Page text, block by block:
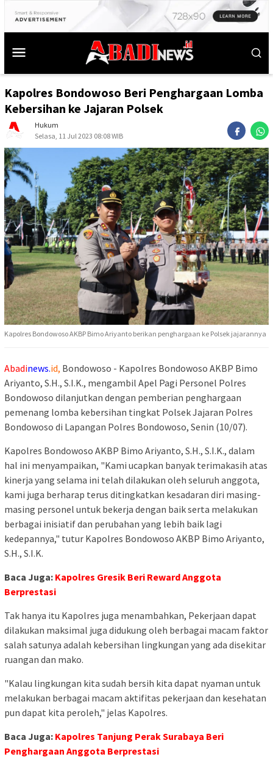
Kapolres Bondowoso Beri Penghargaan Lomba
Kebersihan ke Jajaran Polsek
Hukum
Selasa, 11 Jul 2023 08:08 WIB
Kapolres Bondowoso AKBP Bimo Ariyanto berikan penghargaan ke Polsek jajarannya
Abadinews.id, Bondowoso - Kapolres Bondowoso AKBP Bimo
Ariyanto, S.H., S.I.K., mengambil Apel Pagi Personel Polres
Bondowoso dilanjutkan dengan pemberian penghargaan
pemenang lomba kebersihan tingkat Polsek Jajaran Polres
Bondowoso di Lapangan Polres Bondowoso, Senin (10/07).
Kapolres Bondowoso AKBP Bimo Ariyanto, S.H., S.I.K., dalam
hal ini menyampaikan, "Kami ucapkan banyak terimakasih atas
kinerja yang selama ini telah dilakukan oleh seluruh anggota,
kami juga berharap terus ditingkatkan kesadaran diri masing-
masing personel untuk bekerja dengan baik serta melakukan
berbagai inisiatif dan perubahan yang lebih baik lagi
kedepannya," tutur Kapolres Bondowoso AKBP Bimo Ariyanto,
S.H., S.I.K.
Baca Juga: Kapolres Gresik Beri Reward Anggota
Berprestasi
Tak hanya itu Kapolres juga menambahkan, Pekerjaan dapat
dilakukan maksimal juga didukung oleh berbagai macam faktor
salah satunya adalah kebersihan lingkungan yang ada disekitar
ruangan dan mako.
"Kalau lingkungan kita sudah bersih kita dapat nyaman untuk
melakukan berbagai macam aktifitas pekerjaan dan kesehatan
pun dapat kita peroleh," jelas Kapolres.
Baca Juga: Kapolres Tanjung Perak Surabaya Beri
Penghargaan Anggota Berprestasi